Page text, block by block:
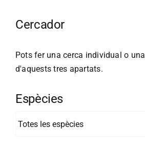
Cercador
Pots fer una cerca individual o
d'aquests tres apartats.
Espècies